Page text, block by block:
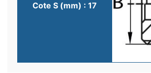
Cote S (mm) : 17